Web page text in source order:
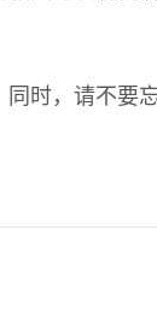
时，请不要